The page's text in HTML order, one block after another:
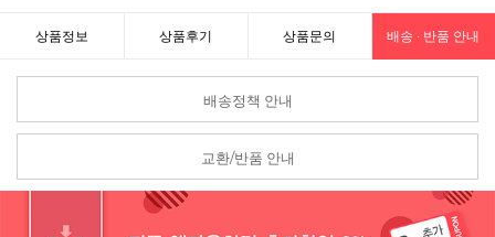
상품정보 상품후기 상품문의 배송 · 반품 안내
배송정책 안내
교환/반품 안내